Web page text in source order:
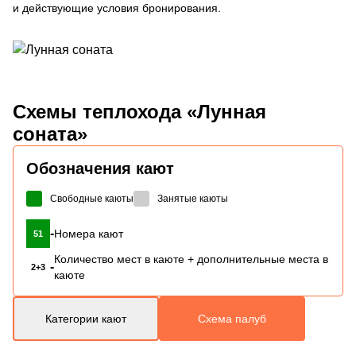
и действующие условия бронирования.
Схемы теплохода «Лунная
соната»
Обозначения кают
Свободные каюты Занятые каюты
51 -Номера кают
2+3 -
Количество мест в каюте + дополнительные места в
каюте
Категории кают Схема палуб